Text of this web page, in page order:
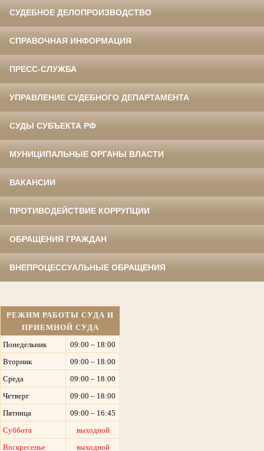
СУДЕБНОЕ ДЕЛОПРОИЗВОДСТВО
СПРАВОЧНАЯ ИНФОРМАЦИЯ
ПРЕСС-СЛУЖБА
УПРАВЛЕНИЕ СУДЕБНОГО ДЕПАРТАМЕНТА
СУДЫ СУБЪЕКТА РФ
МУНИЦИПАЛЬНЫЕ ОРГАНЫ ВЛАСТИ
ВАКАНСИИ
ПРОТИВОДЕЙСТВИЕ КОРРУПЦИИ
ОБРАЩЕНИЯ ГРАЖДАН
ВНЕПРОЦЕССУАЛЬНЫЕ ОБРАЩЕНИЯ
РЕЖИМ РАБОТЫ СУДА И
ПРИЕМНОЙ СУДА
Понедельник
09:00 – 18:00
Вторник
09:00 – 18:00
Среда
09:00 – 18:00
Четверг
09:00 – 18:00
Пятница
09:00 – 16:45
Суббота
выходной
Воскресенье
выходной